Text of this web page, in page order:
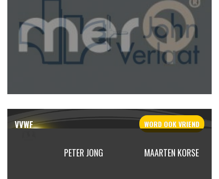
VVWF WORD OOKVRIEND
PETER JONG MAARTEN KORSE